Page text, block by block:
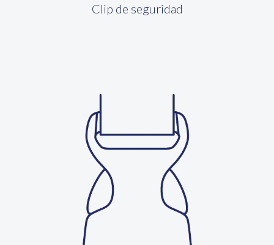
Clip de seguridad